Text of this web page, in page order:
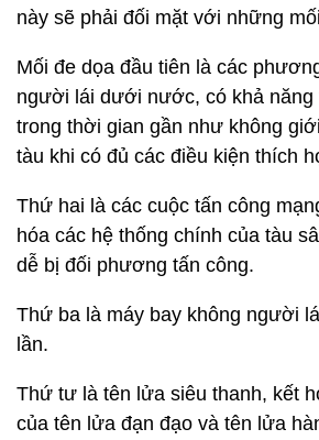
này sẽ phải đối mặt với những
Mối đe dọa đầu tiên là các
người lái dưới nước, có khả
trong thời gian gần như không
tàu khi có đủ các điều kiện thích
Thứ hai là các cuộc tấn công
hóa các hệ thống chính của tàu
dễ bị đối phương tấn công.
Thứ ba là máy bay không người
lần.
Thứ tư là tên lửa siêu thanh, kết
của tên lửa đạn đạo và tên lửa